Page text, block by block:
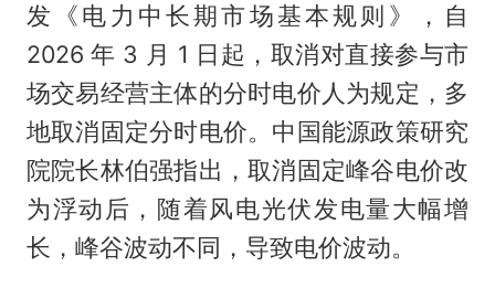
发《电力中长期市场基本规则》，自
2026 年 3 月 1 日起，取消对直接参与市
场交易经营主体的分时电价人为规定，多
地取消固定分时电价。中国能源政策研究
院院长林伯强指出，取消固定峰谷电价改
为浮动后，随着风电光伏发电量大幅增
长，峰谷波动不同，导致电价波动。